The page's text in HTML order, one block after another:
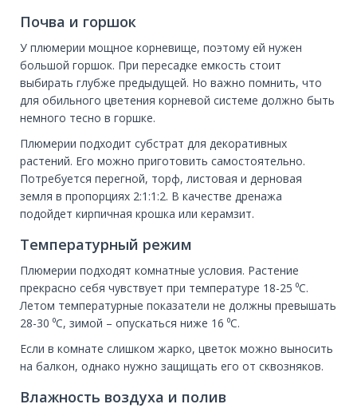
Почва и горшок
У плюмерии мощное корневище, поэтому ей нужен
большой горшок. При пересадке емкость стоит
выбирать глубже предыдущей. Но важно помнить, что
для обильного цветения корневой системе должно быть
немного тесно в горшке.
Плюмерии подходит субстрат для декоративных
растений. Его можно приготовить самостоятельно.
Потребуется перегной, торф, листовая и дерновая
земля в пропорциях 2:1:1:2. В качестве дренажа
подойдет кирпичная крошка или керамзит.
Температурный режим
Плюмерии подходят комнатные условия. Растение
прекрасно себя чувствует при температуре 18-25 ⁰С.
Летом температурные показатели не должны превышать
28-30 ⁰С, зимой – опускаться ниже 16 ⁰С.
Если в комнате слишком жарко, цветок можно выносить
на балкон, однако нужно защищать его от сквозняков.
Влажность воздуха и полив